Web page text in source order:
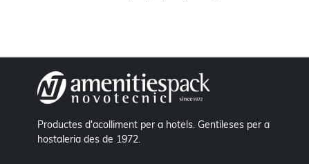
Productes d'acolliment per a hotels. Gentileses per a
hostaleria des de 1972.